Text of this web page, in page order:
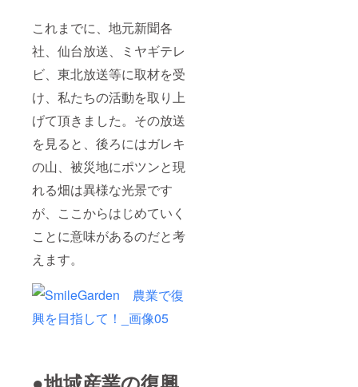
これまでに、地元新聞各
社、仙台放送、ミヤギテレ
ビ、東北放送等に取材を受
け、私たちの活動を取り上
げて頂きました。その放送
を見ると、後ろにはガレキ
の山、被災地にポツンと現
れる畑は異様な光景です
が、ここからはじめていく
ことに意味があるのだと考
えます。